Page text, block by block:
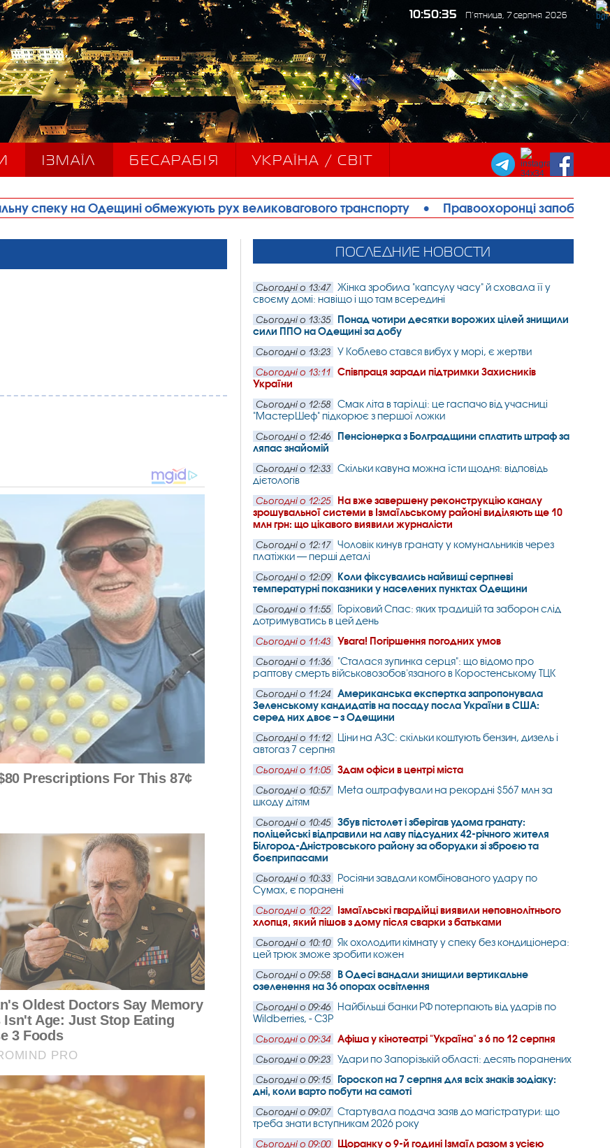
10:50:37 П’ятница, 7 серпня 2026
ІЗМАЇЛ БЕСАРАБІЯ УКРАЇНА / СВІТ
обмежують рух великовагового транспорту • Правоохоронці запобігли теракту в Ізмаїлі:
ПОСЛЕДНИЕ НОВОСТИ
Сьогодні о 13:47
Жінка зробила "капсулу часу" й сховала її у
своєму домі: навіщо і що там всередині
Сьогодні о 13:35
Понад чотири десятки ворожих цілей знищили
сили ППО на Одещині за добу
Сьогодні о 13:23 У Коблево стався вибух у морі, є жертви
Сьогодні о 13:11
Співпраця заради підтримки Захисників
України
Сьогодні о 12:58
Смак літа в тарілці: це гаспачо від учасниці
"МастерШеф" підкорює з першої ложки
Сьогодні о 12:46
Пенсіонерка з Болградщини сплатить штраф за
ляпас знайомій
Сьогодні о 12:33
Скільки кавуна можна їсти щодня: відповідь
дієтологів
Сьогодні о 12:25
На вже завершену реконструкцію каналу
зрошувальної системи в Ізмаїльському районі виділяють ще 10
млн грн: що цікавого виявили журналісти
Сьогодні о 12:17
Чоловік кинув гранату у комунальників через
платіжки — перші деталі
Сьогодні о 12:09
Коли фіксувались найвищі серпневі
температурні показники у населених пунктах Одещини
Сьогодні о 11:55
Горіховий Спас: яких традицій та заборон слід
дотримуватись в цей день
Сьогодні о 11:43 Увага! Погіршення погодних умов
Сьогодні о 11:36
"Сталася зупинка серця": що відомо про
раптову смерть військовозобов'язаного в Коростенському ТЦК
Сьогодні о 11:24
Американська експертка запропонувала
Зеленському кандидатів на посаду посла України в США:
серед них двоє – з Одещини
Сьогодні о 11:12
Ціни на АЗС: скільки коштують бензин, дизель і
автогаз 7 серпня
Сьогодні о 11:05 Здам офіси в центрі міста
Сьогодні о 10:57
Meta оштрафували на рекордні $567 млн за
шкоду дітям
Сьогодні о 10:45
Збув пістолет і зберігав удома гранату:
поліцейські відправили на лаву підсудних 42-річного жителя
Білгород-Дністровського району за оборудки зі зброєю та
боєприпасами
Сьогодні о 10:33
Росіяни завдали комбінованого удару по
Сумах, є поранені
Сьогодні о 10:22
Ізмаїльські гвардійці виявили неповнолітнього
хлопця, який пішов з дому після сварки з батьками
Сьогодні о 10:10
Як охолодити кімнату у спеку без кондиціонера:
цей трюк зможе зробити кожен
Сьогодні о 09:58
В Одесі вандали знищили вертикальне
озеленення на 36 опорах освітлення
Сьогодні о 09:46
Найбільші банки РФ потерпають від ударів по
Wildberries, - СЗР
Сьогодні о 09:34 Афіша у кінотеатрі "Україна" з 6 по 12 серпня
Сьогодні о 09:23 Удари по Запорізькій області: десять поранених
Сьогодні о 09:15
Гороскоп на 7 серпня для всіх знаків зодіаку:
дні, коли варто побути на самоті
Сьогодні о 09:07
Стартувала подача заяв до магістратури: що
треба знати вступникам 2026 року
Сьогодні о 09:00
Щоранку о 9-й годині Ізмаїл разом з усією